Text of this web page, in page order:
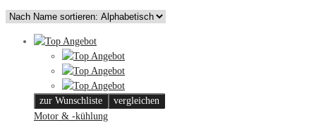
zur Wunschliste
vergleichen
Motor & -kühlung